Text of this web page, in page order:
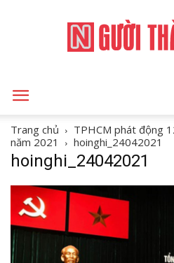
Trang chủ
TPHCM phát động
năm 2021
hoinghi_24042021
hoinghi_24042021